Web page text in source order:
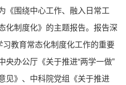
围绕中心工作、融入日常工
化制度化》的主题报告。报告深
习教育常态化制度化工作的重要
央办公厅《关于推进“两学一做”
见》、中科院党组《关于推进